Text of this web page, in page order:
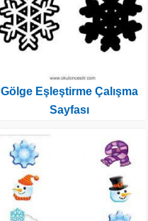
Gölge Eşleştirme Çalışma
Sayfası